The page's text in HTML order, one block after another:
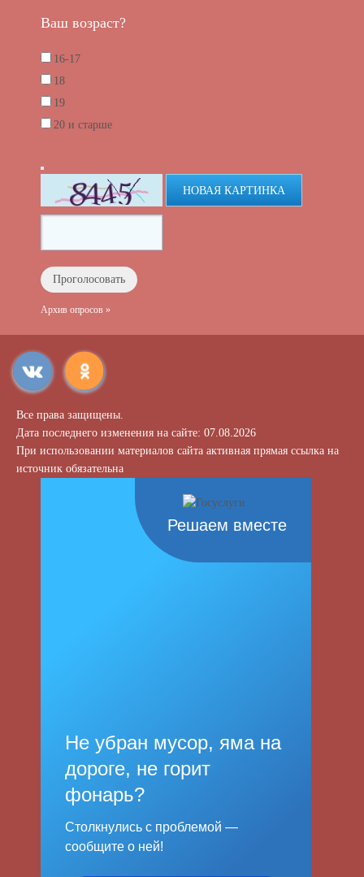
Ваш возраст?
16-17
18
19
20 и старше
НОВАЯ КАРТИНКА
Архив опросов »
Все права защищены.
Дата последнего изменения на сайте: 07.08.2026
При использовании материалов сайта активная прямая ссылка на
источник обязательна
Решаем вместе
Не убран мусор, яма на
дороге, не горит
фонарь?
Столкнулись с проблемой —
сообщите о ней!